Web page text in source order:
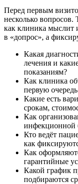
Перед первым
несколько вопросов.
как клиника мыслит
в «допрос», а
Какая
лечения и
показаниям?
Как клиника
первую
Какие есть
срокам,
Как
инфекционной
Кто ведёт
как
Как
гарантийные
Какой график
подбираются